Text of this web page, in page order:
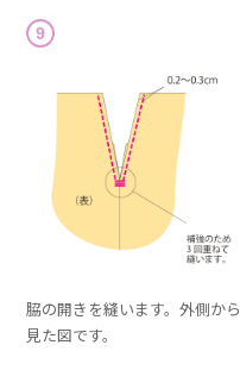
9
脇の開きを縫います。外側から
見た図です。